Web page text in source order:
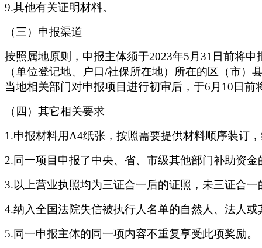
9.其他有关证明材料。
（三）申报渠道
按照属地原则，申报主体须于2023年5月31日前将
（单位登记地、户口/社保所在地）所在的区（市
当地相关部门对申报项目进行初审后，于6月10日
（四）其它相关要求
1.申报材料用A4纸张，按照需要提供材料顺序装订
2.同一项目申报了中央、省、市级其他部门补助资
3.以上营业执照均为三证合一后的证照，未三证合
4.纳入全国法院失信被执行人名单的自然人、法人
5.同一申报主体的同一项内容不重复享受此项奖励。